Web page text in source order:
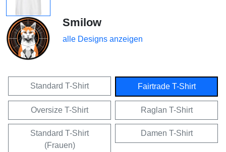
Smilow
alle Designs anzeigen
Standard T-Shirt Fairtrade T-Shirt
Oversize T-Shirt Raglan T-Shirt
Standard T-Shirt
(Frauen)
Damen T-Shirt